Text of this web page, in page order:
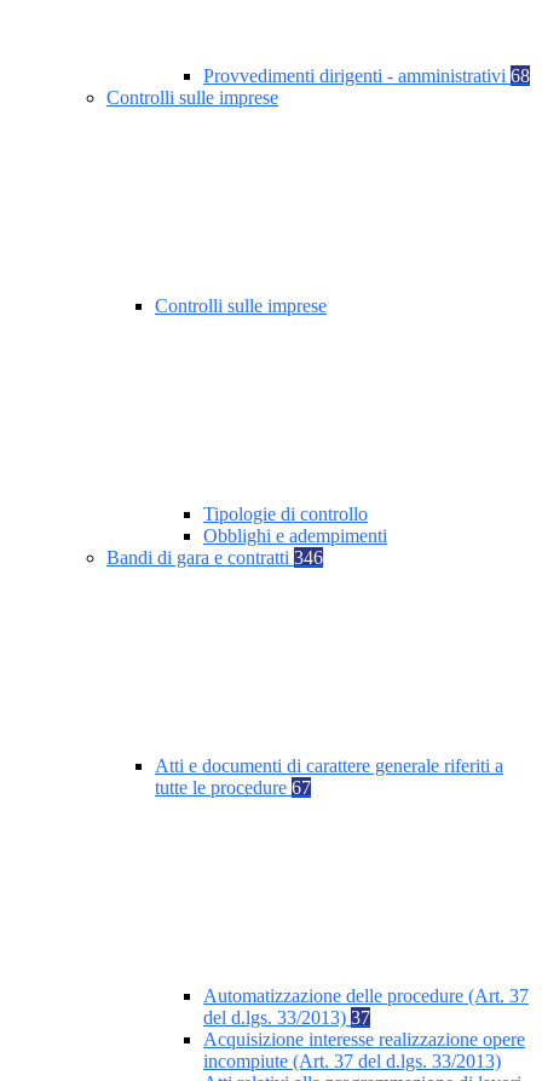
Provvedimenti dirigenti - amministrativi 68
Controlli sulle imprese
Controlli sulle imprese
Tipologie di controllo
Obblighi e adempimenti
Bandi di gara e contratti 346
Atti e documenti di carattere generale riferiti a
tutte le procedure 67
Automatizzazione delle procedure (Art. 37
del d.lgs. 33/2013) 37
Acquisizione interesse realizzazione opere
incompiute (Art. 37 del d.lgs. 33/2013)